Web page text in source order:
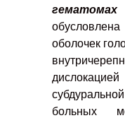
гематомах
оболочек
больных